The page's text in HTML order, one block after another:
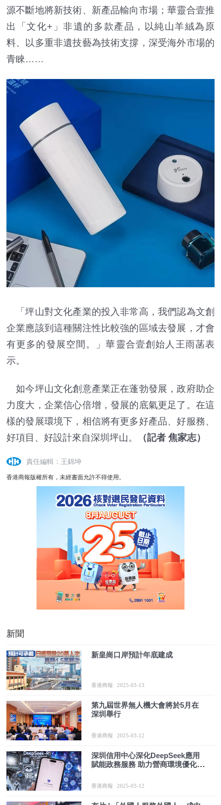
源不斷地將新技術、新產品輸向市場；華靈合壹推
出「文化+」非遺的多款產品，以純山羊絨為原
料、以多重非遺技藝為技術支撐，深受海外市場的
青睞……
「坪山對文化產業的投入非常高，我們認為文創
企業應該到這種關注性比較強的區域去發展，才會
有更多的發展空間。」華靈合壹創始人王雨菡表
示。
如今坪山文化創意產業正在蓬勃發展，政府助企
力度大，企業信心倍增，發展的底氣更足了。在這
樣的發展環境下，相信將有更多好產品、好服務、
好項目、好設計來自深圳坪山。
（記者 焦家志）
責任編輯：王錦坤
香港商報版權所有，未經書面允許不得使用。
新聞
新皇崗口岸預計年底建成
香港商報 2025-03-13
第九屆世界無人機大會將於5月在
深圳舉行
香港商報 2025-03-12
深圳信用中心深化DeepSeek應用
賦能政務服務 助力營商環境優化升
香港商報 2025-03-12